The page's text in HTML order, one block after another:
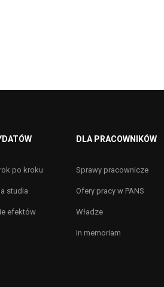
po kroku
studia
efektów
DLA PRACOWNIKÓW
Sprawy pracownicze
Ofery pracy w PANS
Władze
In memoriam